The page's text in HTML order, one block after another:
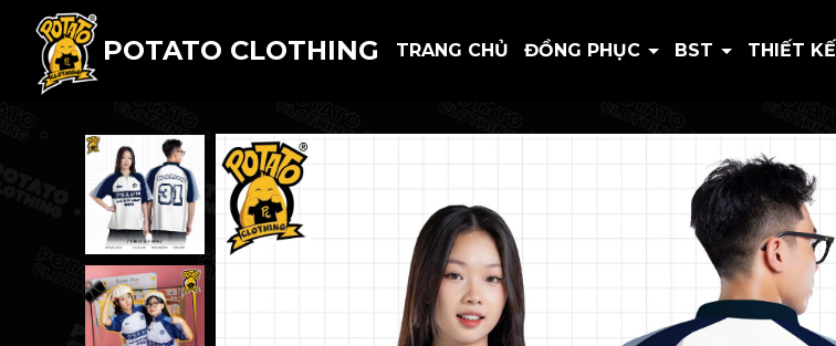
POTATO CLOTHING TRANG CHỦ ĐỒNG PHỤC BST THIẾT KẾ